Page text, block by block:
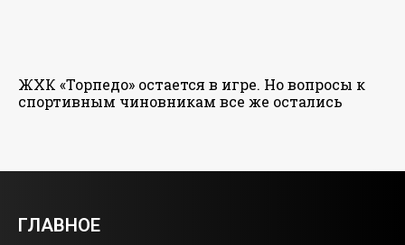
ЖХК «Торпедо» остается в игре. Но вопросы к
спортивным чиновникам все же остались
ГЛАВНОЕ